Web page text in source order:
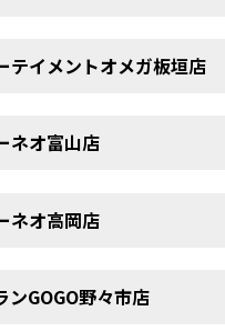
テイメントオメガ板垣店
ネオ富山店
ネオ高岡店
ンGOGO野々市店